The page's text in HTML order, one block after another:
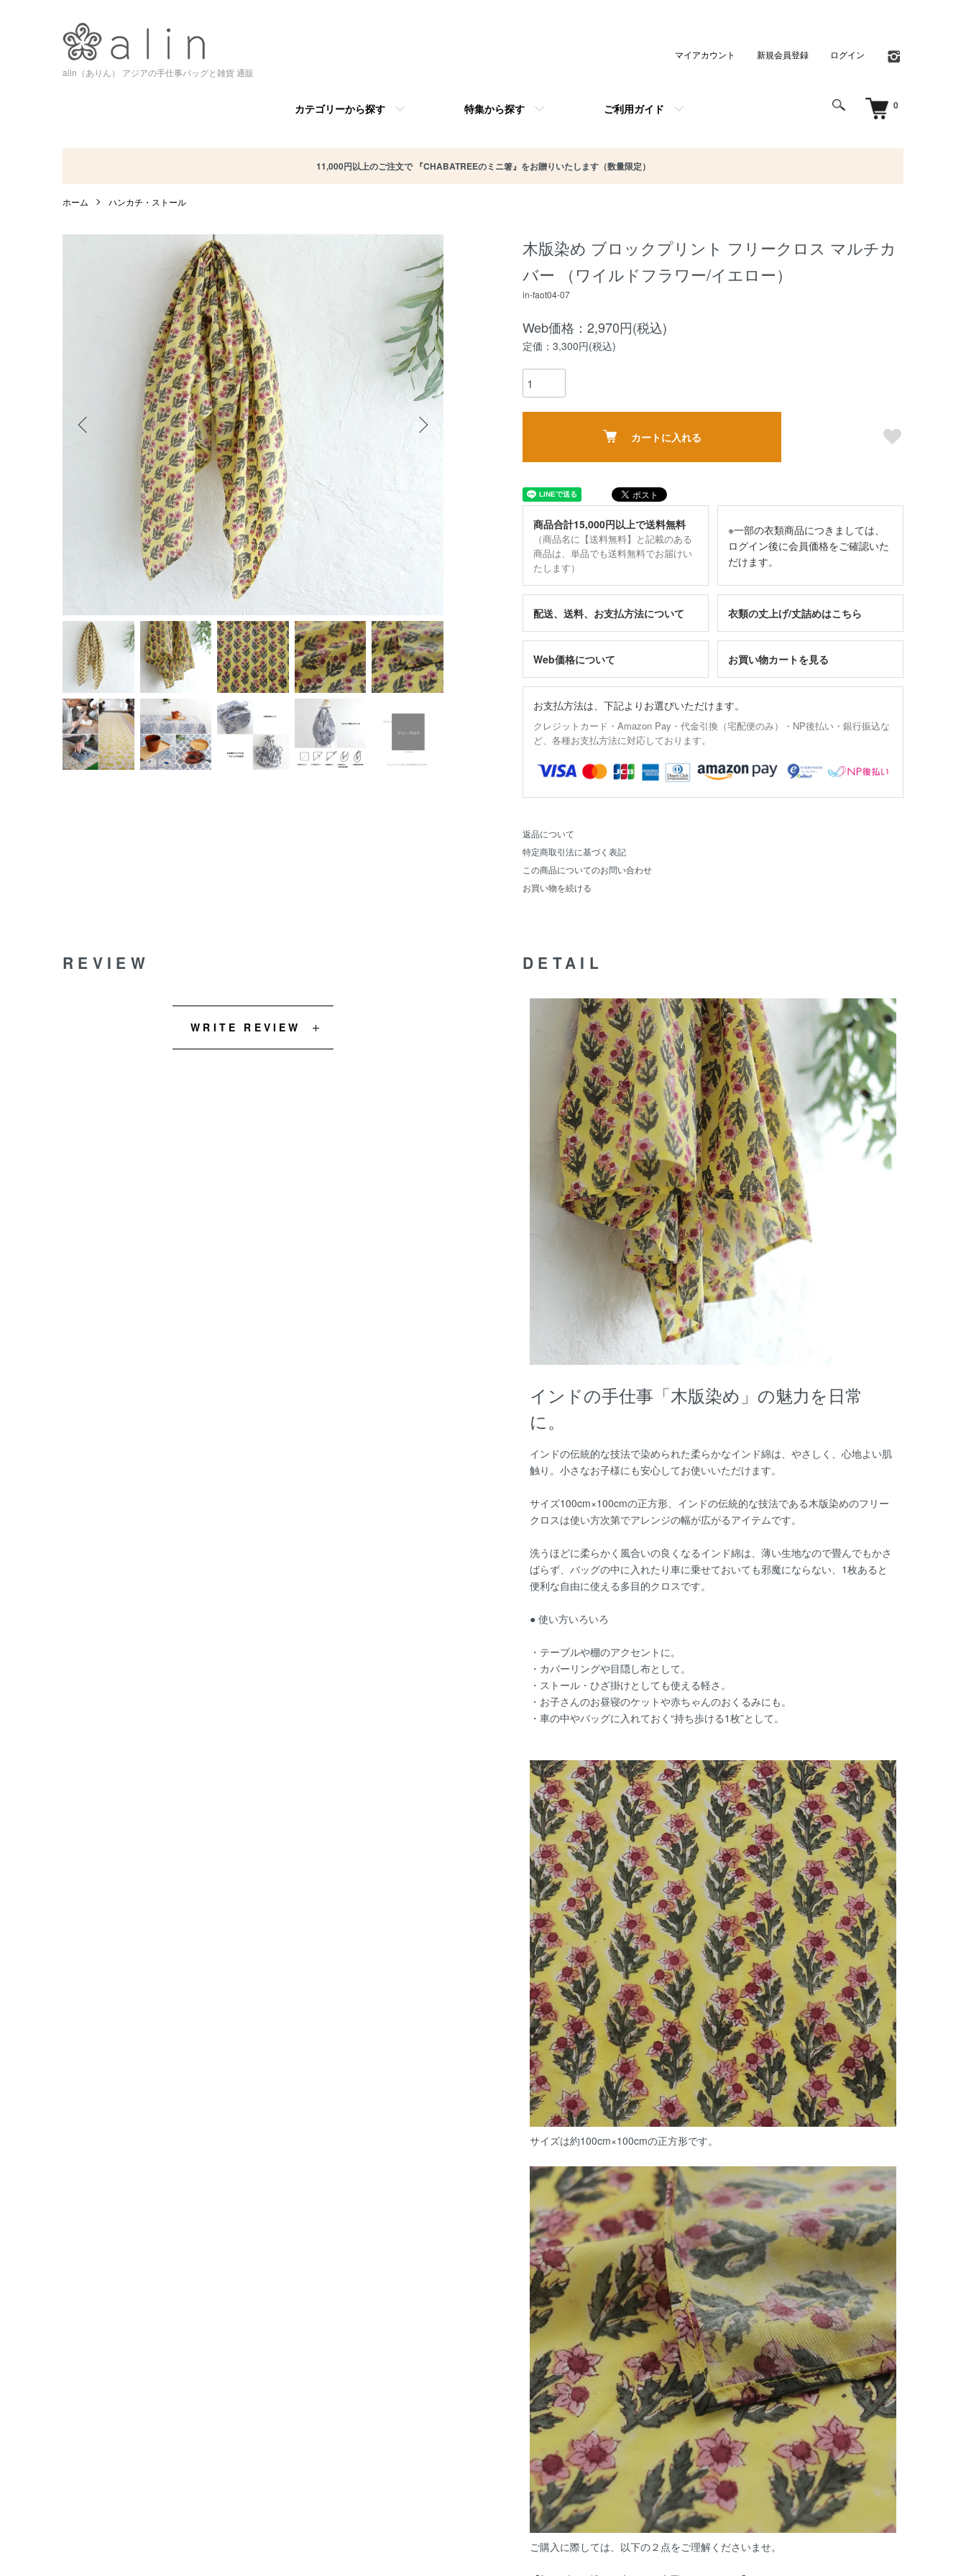
alin（ありん） アジアの手仕事バッグと雑貨 通販
0
カテゴリーから探す 特集から探す ご利用ガイド
マイアカウント 新規会員登録 ログイン
11,000円以上のご注文で 『CHABATREEのミニ箸』をお贈りいたします（数量限定）
ホーム ハンカチ・ストール
木版染め ブロックプリント フリークロス マルチカ
バー （ワイルドフラワー/イエロー）
in-faot04-07
Web価格：2,970円(税込)
定価：3,300円(税込)
カートに入れる
商品合計15,000円以上で送料無料
（商品名に【送料無料】と記載のある
商品は、単品でも送料無料でお届けい
たします）
※一部の衣類商品につきましては、
ログイン後に会員価格をご確認いた
だけます。
配送、送料、お支払方法について 衣類の丈上げ/丈詰めはこちら
Web価格について お買い物カートを見る
お支払方法は、下記よりお選びいただけます。
クレジットカード・Amazon Pay・代金引換（宅配便のみ）・NP後払い・銀行振込な
ど、各種お支払方法に対応しております。
返品について
特定商取引法に基づく表記
この商品についてのお問い合わせ
お買い物を続ける
DETAIL
インドの手仕事「木版染め」の魅力を日常
に。
インドの伝統的な技法で染められた柔らかなインド綿は、やさしく、心地よい肌
触り。小さなお子様にも安心してお使いいただけます。
サイズ100cm×100cmの正方形、インドの伝統的な技法である木版染めのフリー
クロスは使い方次第でアレンジの幅が広がるアイテムです。
洗うほどに柔らかく風合いの良くなるインド綿は、薄い生地なので畳んでもかさ
ばらず、バッグの中に入れたり車に乗せておいても邪魔にならない、1枚あると
便利な自由に使える多目的クロスです。
● 使い方いろいろ
・テーブルや棚のアクセントに。
・カバーリングや目隠し布として。
・ストール・ひざ掛けとしても使える軽さ。
・お子さんのお昼寝のケットや赤ちゃんのおくるみにも。
・車の中やバッグに入れておく“持ち歩ける1枚”として。
サイズは約100cm×100cmの正方形です。
ご購入に際しては、以下の２点をご理解くださいませ。
REVIEW
WRITE REVIEW